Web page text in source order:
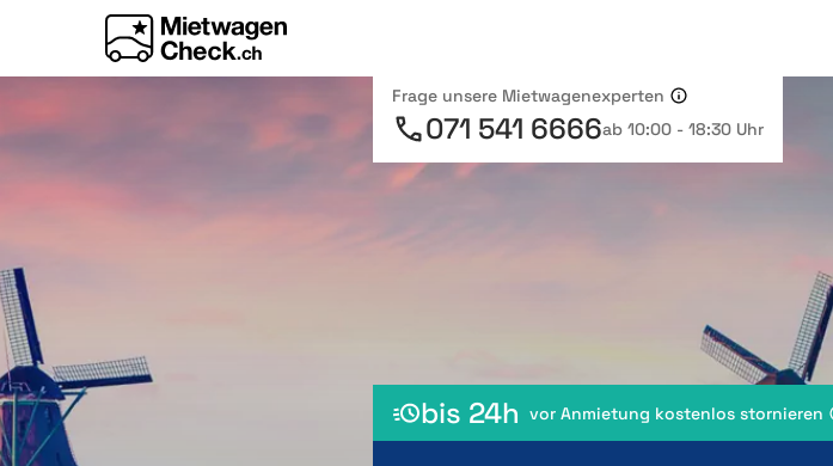
Frage unsere Mietwagenexperten
071 541 6666ab 10:00 - 18:30 Uhr
bis 24h vor Anmietung kostenlos stornieren